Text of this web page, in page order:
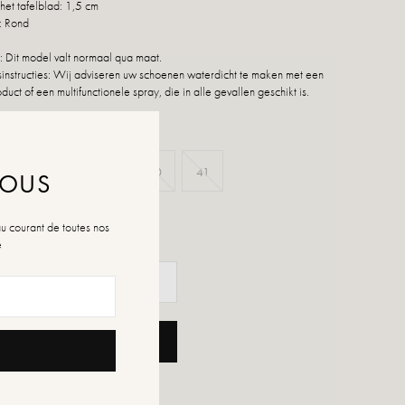
tafelblad: 1,5 cm
Rond
model valt normaal qua maat.
Wij adviseren uw schoenen waterdicht te maken met een
of een multifunctionele spray, die in alle gevallen geschikt is.
37 40 41
TOEVOEGEN
courant de toutes nos